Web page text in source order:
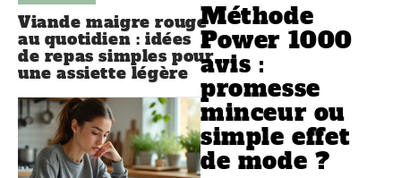
Viande maigre rouge
au quotidien : idées
de repas simples pour
une assiette légère
Méthode
Power 1000
avis :
promesse
minceur ou
simple effet
de mode ?